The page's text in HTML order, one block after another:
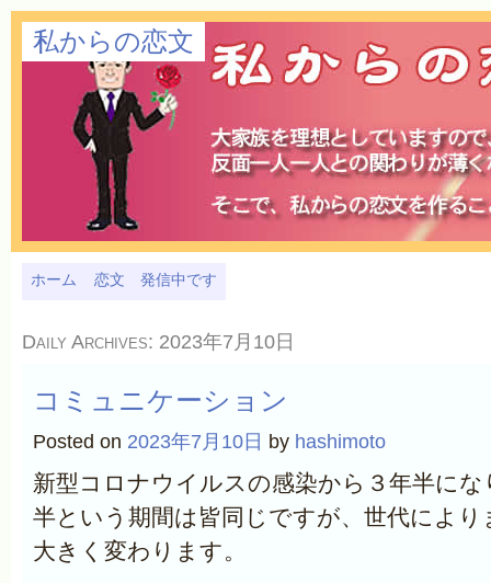
私からの恋文
ホーム 恋文 発信中です
Daily Archives: 2023年7月10日
コミュニケーション
Posted on 2023年7月10日 by hashimoto
新型コロナウイルスの感染から３年半に
半という期間は皆同じですが、世代によ
大きく変わります。